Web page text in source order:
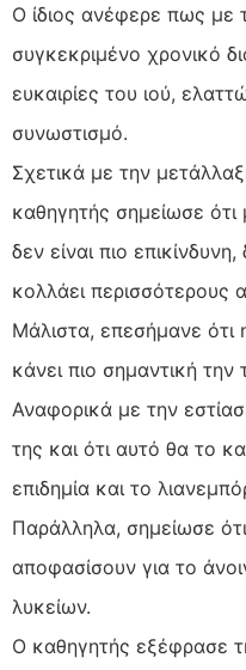
Ο ίδιος ανέφερε πως με
συγκεκριμένο χρονικό
ευκαιρίες του ιού,
συνωστισμό.
Σχετικά με την
καθηγητής σημείωσε ότι
δεν είναι πιο
κολλάει περισσότερους
Μάλιστα, επεσήμανε ότι
κάνει πιο σημαντική
Αναφορικά με την
της και ότι αυτό θα το
επιδημία και το
Παράλληλα, σημείωσε
αποφασίσουν για το
λυκείων.
Ο καθηγητής εξέφρασε